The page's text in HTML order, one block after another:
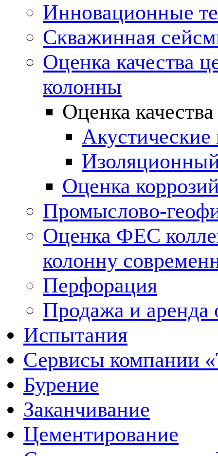
Инновационные
Скважинная
Оценка качества
колонны
Оценка
Оценка
Промыслово-
Оценка ФЕС
колонну
Перфорация
Продажа и аренда
Испытания
Сервисы компании
Бурение
Заканчивание
Цементирование